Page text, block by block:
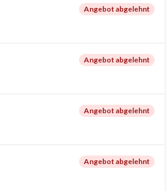
Angebot abgelehnt
Angebot abgelehnt
Angebot abgelehnt
Angebot abgelehnt